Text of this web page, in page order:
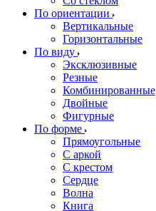
По ориентации
Вертикальные
Горизонтальные
По виду
Эксклюзивные
Резные
Комбинированные
Двойные
Фигурные
По форме
Прямоугольные
С аркой
С крестом
Сердце
Волна
Книга